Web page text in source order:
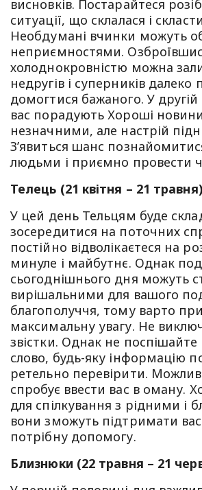
висновків. Постарайтеся
ситуації, що склалася і
Необдумані вчинки можуть
неприємностями.
холоднокрoвністю можна
недругів і суперників далеко
домогтися бажаного. У
вас порадують Хороші
незначними, але настрій
З’явиться шанс
людьми і приємно провести
Телець (21 квітня – 21 травня)
У цей день Тельцям буде
зосередитися на поточних
постійно відволікаєтеся на
минуле і майбутнє. Однак
сьогоднішнього дня можуть
вирішальними для вашого
благополуччя, тому варто
максимальну увагу. Не
звістки. Однак не поспішайте
слово, будь-яку інформацію
ретельно перевірити.
спробує ввести вас в оману.
для спілкування з рідними і
вони зможуть підтримати вас
потрібну допомогу.
Близнюки (22 травня – 21